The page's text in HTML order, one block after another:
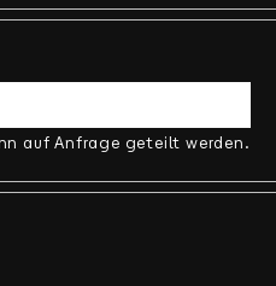
auf Anfrage geteilt werden.